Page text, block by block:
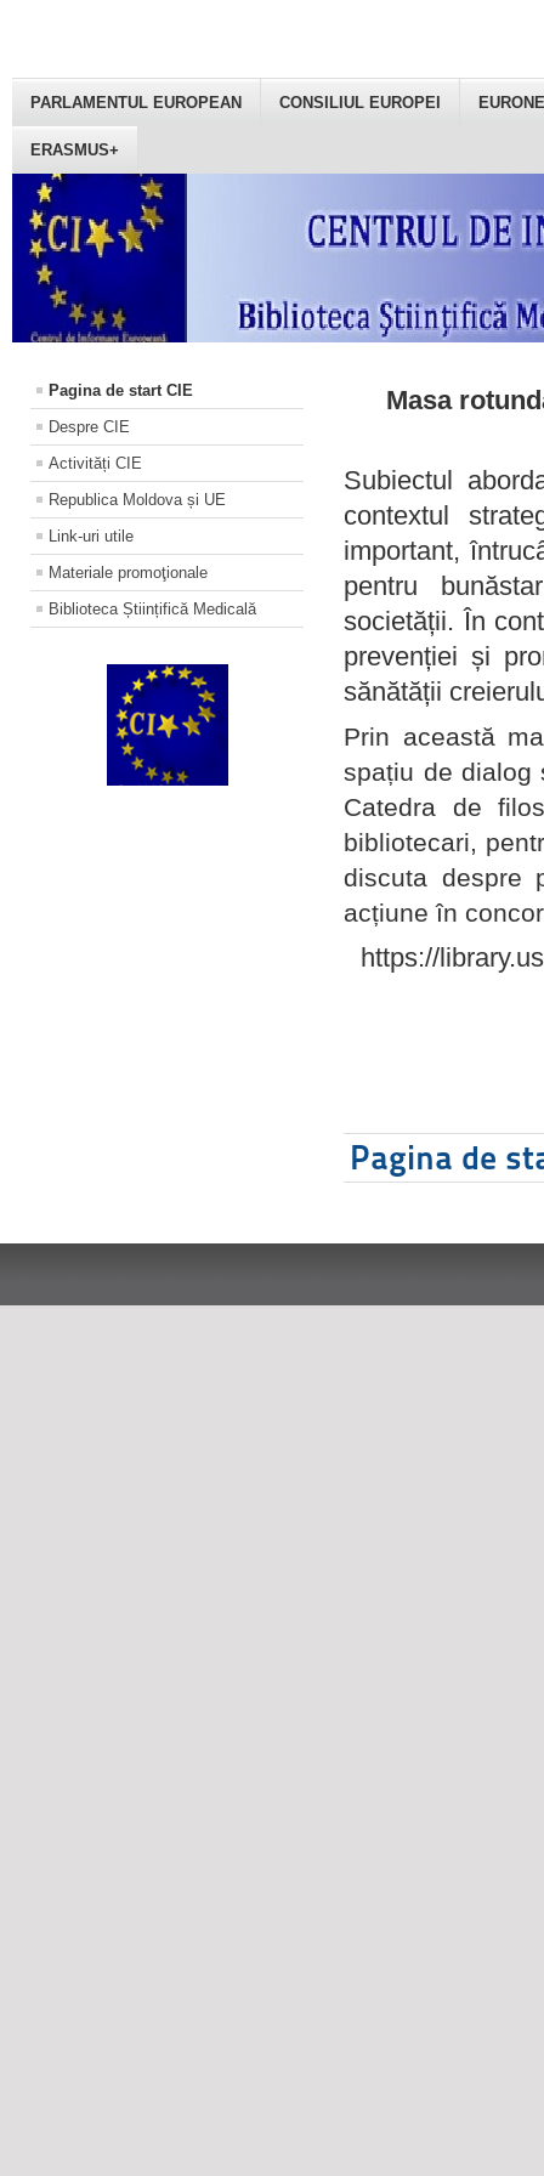
PARLAMENTUL EUROPEAN CONSILIUL EUROPEI
ERASMUS+
Pagina de start CIE
Despre CIE
Activități CIE
Republica Moldova și UE
Link-uri utile
Materiale promoţionale
Biblioteca Științifică Medicală
Masa
Subiectul
contextul
important,
pentru
societății. În
prevenției și
sănătății
Prin această
spațiu de dialog
Catedra de
bibliotecari,
discuta despre
acțiune în
https://
Pagina de